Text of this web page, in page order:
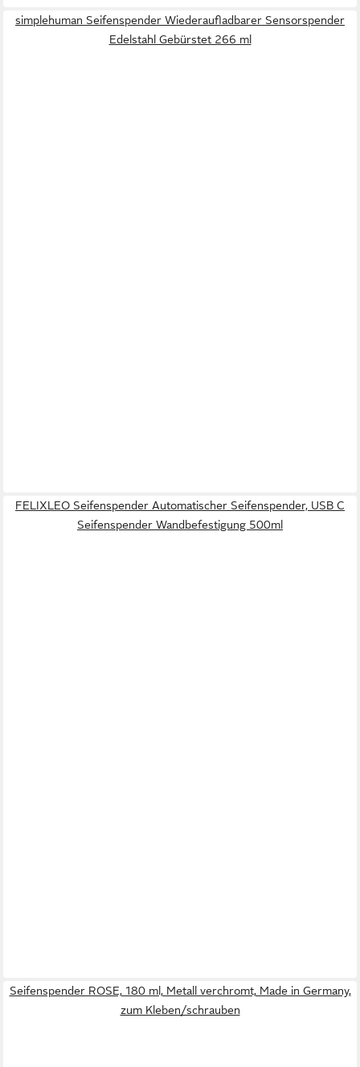
simplehuman Seifenspender Wiederaufladbarer Sensorspender
Edelstahl Gebürstet 266 ml
FELIXLEO Seifenspender Automatischer Seifenspender, USB C
Seifenspender Wandbefestigung 500ml
Seifenspender ROSE, 180 ml, Metall verchromt, Made in Germany,
zum Kleben/schrauben